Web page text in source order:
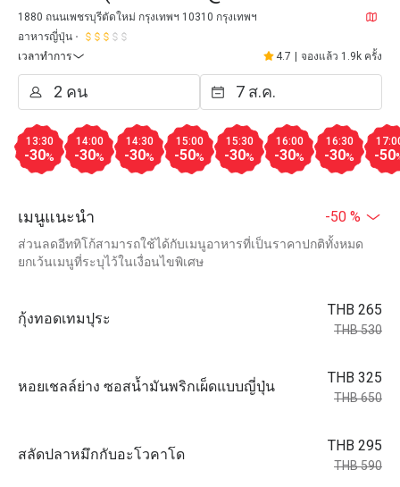
Bangkok Atrium)
1880 ถนนเพชรบุรีตัดใหม่ กรุงเทพฯ 10310 กรุงเทพฯ
อาหารญี่ปุ่น
เวลาทำการ
4.7 จองแล้ว 1.9k ครั้ง
13:30
-30%
14:00
-30%
14:30
-30%
15:00
-50%
15:30
-30%
16:00
-30%
16:30
-30% -50
เมนูแนะนำ -50 %
ส่วนลดอีททิโก้สามารถใช้ได้กับเมนูอาหารที่เป็นราคาปกติทั้งหมด
ยกเว้นเมนูที่ระบุไว้ในเงื่อนไขพิเศษ
กุ้งทอดเทมปุระ
THB 265
THB 530
หอยเชลล์ย่าง ซอสน้ำมันพริกเผ็ดแบบญี่ปุ่น
THB 325
THB 650
สลัดปลาหมึกกับอะโวคาโด
THB 295
THB 590